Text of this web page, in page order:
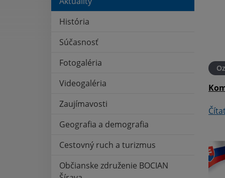
História
Súčasnosť
Fotogaléria
Videogaléria
Zaujímavosti
Geografia a demografia
Cestovný ruch a turizmus
Občianske združenie BOCIAN
21. MÁJ 2026 Oznámenia
Pošta - oznámenie
Čítať ďalej